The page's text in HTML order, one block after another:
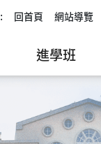
回首頁 網站導覽
進學班